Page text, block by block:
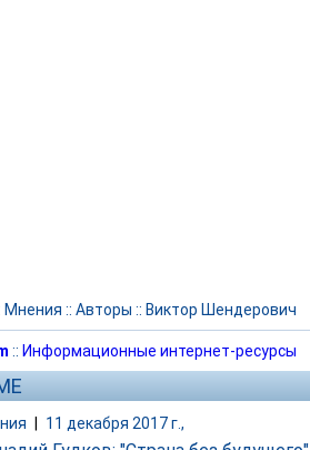
Мнения :: Авторы :: Виктор Шендерович
:: Информационные интернет-ресурсы
11 декабря 2017 г.,